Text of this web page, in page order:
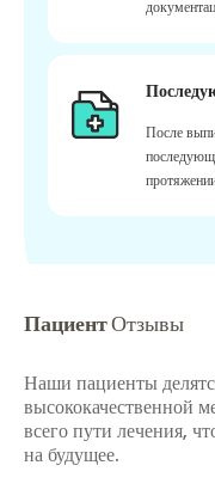
После
ПациентОтзывы
Наши пациенты
высококачественной
всего пути лечения,
на будущее.